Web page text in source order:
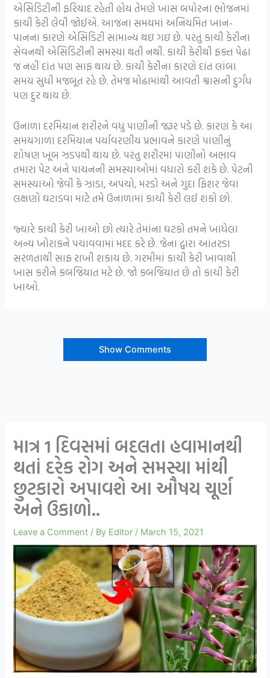
એસિડિટીની ફરિયાદ રહેતી હોય તેમણે ખાસ બપોરના ભોજનમાં
કાચી કેરી લેવી જોઈએ. આજના સમયમાં અનિયમિત ખાન-
પાનના કારણે એસિડિટી સામાન્ય થઇ ગઇ છે. પરંતુ કાચી કેરીના
સેવનથી એસિડિટીની સમસ્યા થતી નથી. કાચી કેરીથી ફક્ત પેઢા
જ નહીં દાંત પણ સાફ થાય છે. કાચી કેરીના કારણે દાંત લાંબા
સમય સુધી મજબૂત રહે છે. તેમજ મોઢામાંથી આવતી શ્વાસની દુર્ગંધ
પણ દુર થાય છે.
ઉનાળા દરમિયાન શરીરને વધુ પાણીની જરૂર પડે છે. કારણ કે આ
સમયગાળા દરમિયાન પર્યાવરણીય પ્રભાવને કારણે પાણીનું
શોષણ ખૂબ ઝડપથી થાય છે. પરંતુ શરીરમાં પાણીનો અભાવ
તમારા પેટ અને પાચનની સમસ્યાઓમાં વધારો કરી શકે છે. પેટની
સમસ્યાઓ જેવી કે ઝાડા, અપચો, મરડો અને ગુદા ફિશર જેવા
લક્ષણો ઘટાડવા માટે તમે ઉનાળામાં કાચી કેરી લઈ શકો છો.
જ્યારે કાચી કેરી ખાઓ છો ત્યારે તેમાંના ઘટકો તમને ખાધેલા
અન્ય ખોરાકને પચાવવામાં મદદ કરે છે. જેના દ્વારા આંતરડા
સરળતાથી સાફ રાખી શકાય છે. ગરમીમાં કાચી કેરી ખાવાથી
ખાસ કરીને કબજિયાત મટે છે. જો કબજિયાત છે તો કાચી કેરી
ખાઓ.
Show Comments
માત્ર 1 દિવસમાં બદલતા હવામાનથી
થતાં દરેક રોગ અને સમસ્યા માંથી
છુટકારો અપાવશે આ ઔષય ચૂર્ણ
અને ઉકાળો..
Leave a Comment / By Editor / March 15, 2021